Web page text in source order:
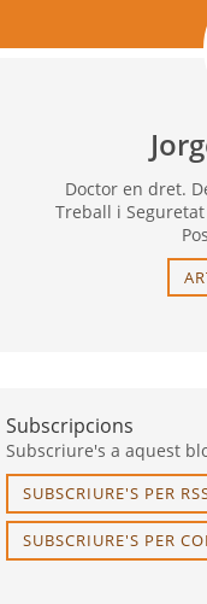
Doctor en dret.
Treball i
Subscripcions
Subscriure's a aquest
SUBSCRIURE'S PER
SUBSCRIURE'S PER